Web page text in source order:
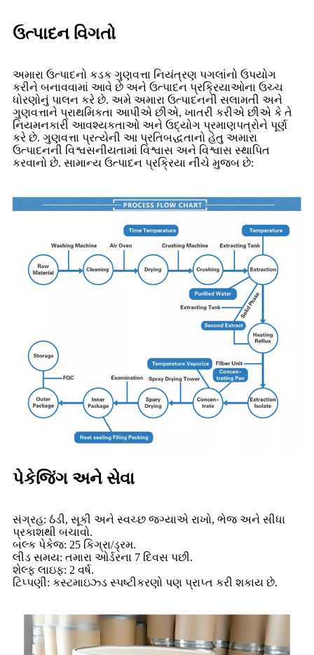
ઉત્પાદન વિગતો
અમારા ઉત્પાદનો કડક ગુણવત્તા નિયંત્રણ પગલાંનો ઉપયોગ
કરીને બનાવવામાં આવે છે અને ઉત્પાદન પ્રક્રિયાઓના ઉચ્ચ
ધોરણોનું પાલન કરે છે. અમે અમારા ઉત્પાદનની સલામતી અને
ગુણવત્તાને પ્રાથમિકતા આપીએ છીએ, ખાતરી કરીએ છીએ કે તે
નિયમનકારી આવશ્યકતાઓ અને ઉદ્યોગ પ્રમાણપત્રોને પૂર્ણ
કરે છે. ગુણવત્તા પ્રત્યેની આ પ્રતિબદ્ધતાનો હેતુ અમારા
ઉત્પાદનની વિશ્વસનીયતામાં વિશ્વાસ અને વિશ્વાસ સ્થાપિત
કરવાનો છે. સામાન્ય ઉત્પાદન પ્રક્રિયા નીચે મુજબ છે:
પેકેજિંગ અને સેવા
સંગ્રહ: ઠંડી, સૂકી અને સ્વચ્છ જગ્યાએ રાખો, ભેજ અને સીધા
પ્રકાશથી બચાવો.
બલ્ક પેકેજ: 25 કિગ્રા/ડ્રમ.
લીડ સમય: તમારા ઓર્ડરના 7 દિવસ પછી.
શેલ્ફ લાઇફ: 2 વર્ષ.
ટિપ્પણી: કસ્ટમાઇઝ્ડ સ્પષ્ટીકરણો પણ પ્રાપ્ત કરી શકાય છે.